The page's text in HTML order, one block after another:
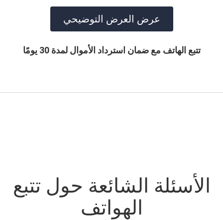
عرض العرض التوضيحي
تتبع الهاتف مع ضمان استرداد الأموال لمدة 30 يومًا
الأسئلة الشائعة حول تتبع
الهواتف